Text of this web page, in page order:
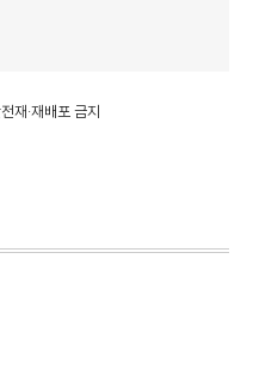
재·재배포 금지